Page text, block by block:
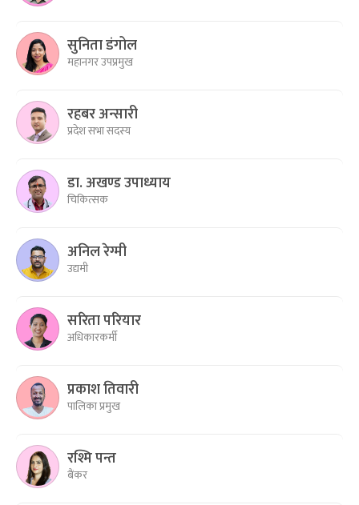
सुनिता डंगोल
महानगर उपप्रमुख
रहबर अन्सारी
प्रदेश सभा सदस्य
डा. अखण्ड उपाध्याय
चिकित्सक
अनिल रेग्मी
उद्यमी
सरिता परियार
अधिकारकर्मी
प्रकाश तिवारी
पालिका प्रमुख
रश्मि पन्त
बैंकर